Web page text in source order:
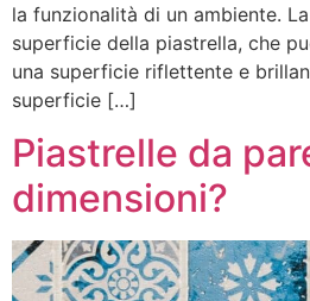
la funzionalità di un ambiente.
superficie della piastrella, che
una superficie riflettente e
superficie […]
Piastrelle da
dimensioni?